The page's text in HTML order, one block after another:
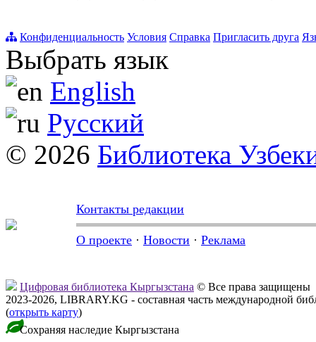
Конфиденциальность Условия Справка Пригласить друга
Выбрать язык
English
Русский
© 2026 Библиотека
Контакты редакции
О проекте · Новости · Реклама
Цифровая библиотека Кыргызстана © Все права защищены
2023-2026, LIBRARY.KG - составная часть международной
(открыть карту)
Сохраняя наследие Кыргызстана